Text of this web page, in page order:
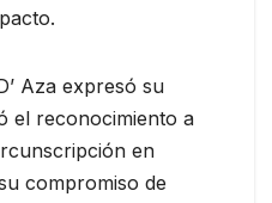
Aza expresó su
el reconocimiento a
en
compromiso de